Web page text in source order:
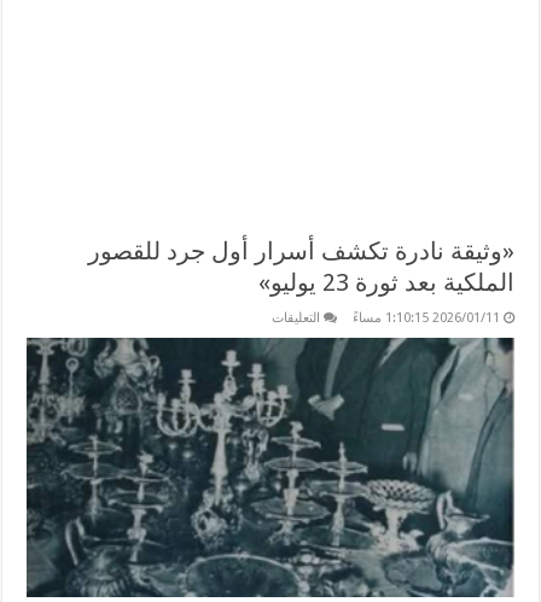
«وثيقة نادرة تكشف أسرار أول جرد للقصور
الملكية بعد ثورة 23 يوليو»
2026/01/11 1:10:15 مساءً التعليقات
نادرة
تكشف
أسرار
أول
جرد
للقصور
الملكية
بعد
ثورة
23
يوليو»
مغلقة